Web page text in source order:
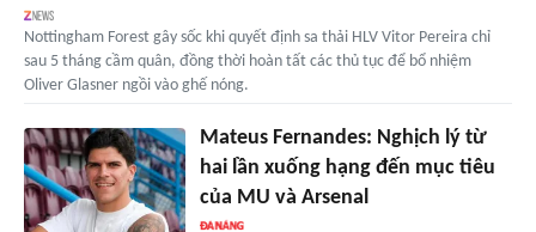
Nottingham Forest gây sốc khi quyết định sa thải HLV Vitor Pereira chỉ
sau 5 tháng cầm quân, đồng thời hoàn tất các thủ tục để bổ nhiệm
Oliver Glasner ngồi vào ghế nóng.
Mateus Fernandes: Nghịch lý từ
hai lần xuống hạng đến mục tiêu
của MU và Arsenal